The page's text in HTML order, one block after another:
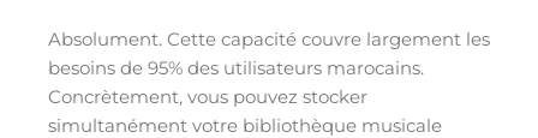
Absolument. Cette capacité couvre largement les
besoins de 95% des utilisateurs marocains.
Concrètement, vous pouvez stocker
simultanément votre bibliothèque musicale